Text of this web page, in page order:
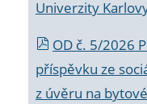
Univerzity
OD č. 5/2026
příspěvku ze
z úvěru na